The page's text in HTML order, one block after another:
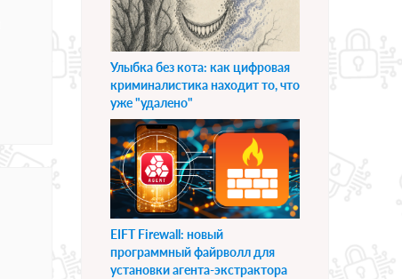
Улыбка без кота: как цифровая
криминалистика находит то, что
уже "удалено"
EIFT Firewall: новый
программный файрволл для
установки агента-экстрактора